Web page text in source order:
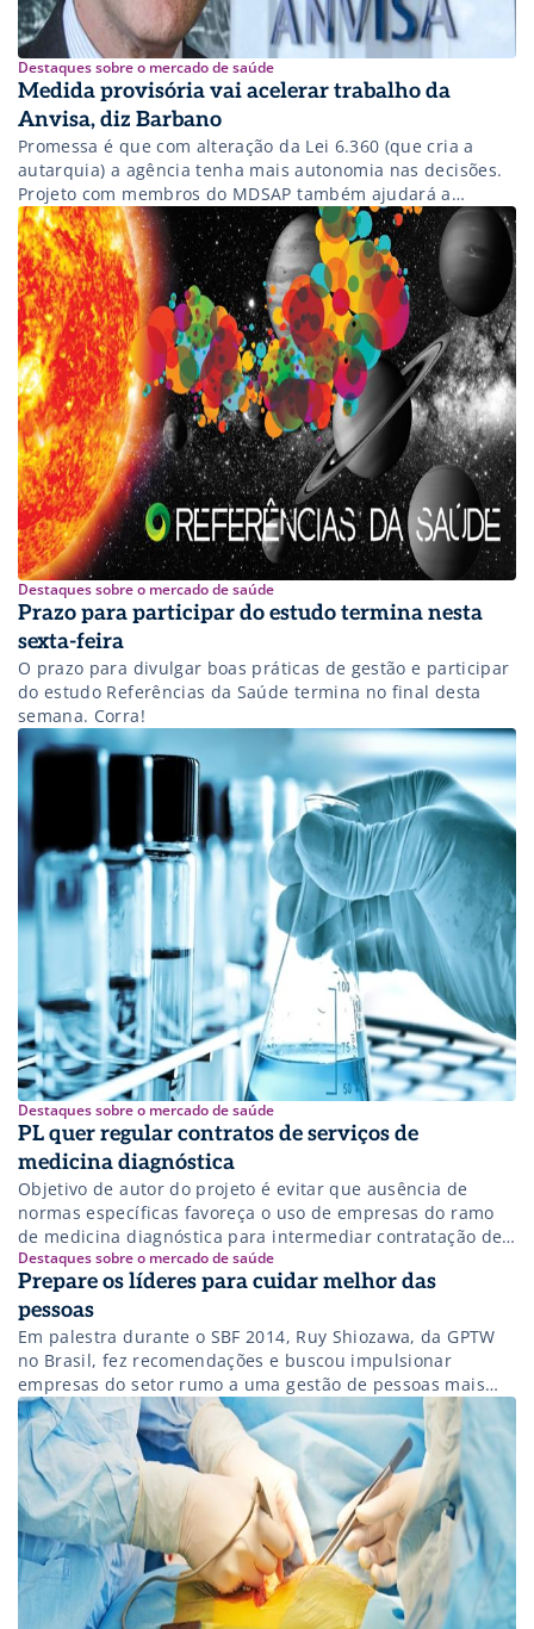
Destaques sobre o mercado de saúde
Medida provisória vai acelerar trabalho da
Anvisa, diz Barbano
Promessa é que com alteração da Lei 6.360 (que cria a
autarquia) a agência tenha mais autonomia nas decisões.
Projeto com membros do MDSAP também ajudará a
entrada de novos produtos no País
Destaques sobre o mercado de saúde
Prazo para participar do estudo termina nesta
sexta-feira
O prazo para divulgar boas práticas de gestão e participar
do estudo Referências da Saúde termina no final desta
semana. Corra!
Destaques sobre o mercado de saúde
PL quer regular contratos de serviços de
medicina diagnóstica
Objetivo de autor do projeto é evitar que ausência de
normas específicas favoreça o uso de empresas do ramo
de medicina diagnóstica para intermediar contratação de
mão de obra
Destaques sobre o mercado de saúde
Prepare os líderes para cuidar melhor das
pessoas
Em palestra durante o SBF 2014, Ruy Shiozawa, da GPTW
no Brasil, fez recomendações e buscou impulsionar
empresas do setor rumo a uma gestão de pessoas mais
relevante